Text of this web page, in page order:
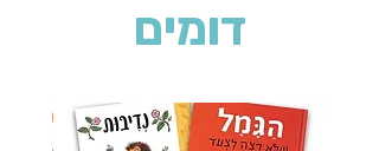
דומים